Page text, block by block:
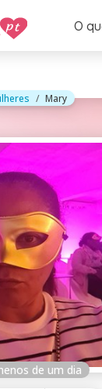
O
Mary
de um dia